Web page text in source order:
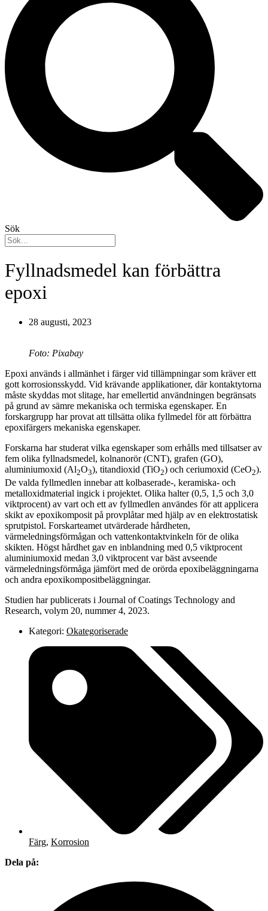
Sök
Fyllnadsmedel kan förbättra
epoxi
28 augusti, 2023
Foto: Pixabay
Epoxi används i allmänhet i färger vid tillämpningar som kräver ett
gott korrosionsskydd. Vid krävande applikationer, där kontaktytorna
måste skyddas mot slitage, har emellertid användningen begränsats
på grund av sämre mekaniska och termiska egenskaper. En
forskargrupp har provat att tillsätta olika fyllmedel för att förbättra
epoxifärgers mekaniska egenskaper.
Forskarna har studerat vilka egenskaper som erhålls med tillsatser av
fem olika fyllnadsmedel, kolnanorör (CNT), grafen (GO),
aluminiumoxid (Al2O3), titandioxid (TiO2) och ceriumoxid (CeO2).
De valda fyllmedlen innebar att kolbaserade-, keramiska- och
metalloxidmaterial ingick i projektet. Olika halter (0,5, 1,5 och 3,0
viktprocent) av vart och ett av fyllmedlen användes för att applicera
skikt av epoxikomposit på provplåtar med hjälp av en elektrostatisk
sprutpistol. Forskarteamet utvärderade hårdheten,
värmeledningsförmågan och vattenkontaktvinkeln för de olika
skikten. Högst hårdhet gav en inblandning med 0,5 viktprocent
aluminiumoxid medan 3,0 viktprocent var bäst avseende
värmeledningsförmåga jämfört med de orörda epoxibeläggningarna
och andra epoxikompositbeläggningar.
Studien har publicerats i Journal of Coatings Technology and
Research, volym 20, nummer 4, 2023.
Kategori: Okategoriserade
Färg, Korrosion
Dela på: